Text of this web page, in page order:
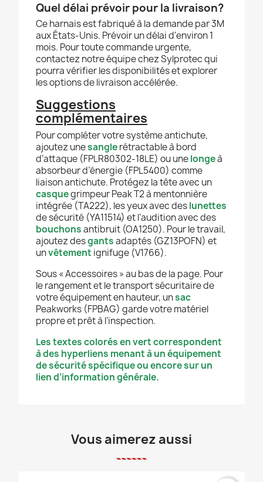
Quel délai prévoir pour la livraison?
Ce harnais est fabriqué à la demande par 3M
aux États-Unis. Prévoir un délai d'environ 1
mois. Pour toute commande urgente,
contactez notre équipe chez Sylprotec qui
pourra vérifier les disponibilités et explorer
les options de livraison accélérée.
Suggestions
complémentaires
Pour compléter votre système antichute,
ajoutez unesanglerétractable à bord
d’attaque (FPLR80302-18LE) ou unelongeà
absorbeur d’énergie (FPL5400) comme
liaison antichute. Protégez la tête avec un
casquegrimpeur Peak T2 à mentonnière
intégrée (TA222), les yeux avec deslunettes
de sécurité (YA11514) et l’audition avec des
bouchonsantibruit (OA1250). Pour le travail,
ajoutez desgantsadaptés (GZ13POFN) et
unvêtement ignifuge (V1766).
Sous « Accessoires » au bas de la page. Pour
le rangement et le transport sécuritaire de
votre équipement en hauteur, unsac
Peakworks (FPBAG) garde votre matériel
propre et prêt à l’inspection.
Les textes colorés en vert correspondent
à des hyperliens menant à un équipement
de sécurité spécifique ou encore sur un
lien d’information générale.
Vous aimerez aussi